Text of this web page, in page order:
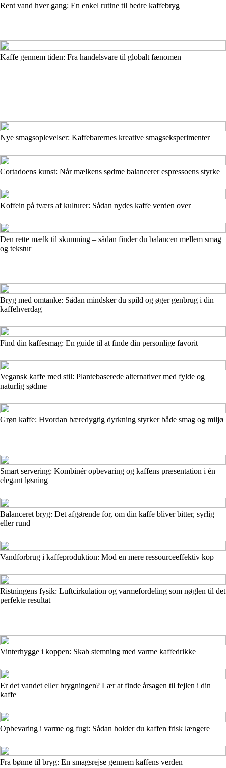
Rent vand hver gang: En enkel rutine til bedre kaffebryg
Kaffe gennem tiden: Fra handelsvare til globalt fænomen
Nye smagsoplevelser: Kaffebarernes kreative smagseksperimenter
Cortadoens kunst: Når mælkens sødme balancerer espressoens styrke
Koffein på tværs af kulturer: Sådan nydes kaffe verden over
Den rette mælk til skumning – sådan finder du balancen mellem smag
og tekstur
Bryg med omtanke: Sådan mindsker du spild og øger genbrug i din
kaffehverdag
Find din kaffesmag: En guide til at finde din personlige favorit
Vegansk kaffe med stil: Plantebaserede alternativer med fylde og
naturlig sødme
Grøn kaffe: Hvordan bæredygtig dyrkning styrker både smag og miljø
Smart servering: Kombinér opbevaring og kaffens præsentation i én
elegant løsning
Balanceret bryg: Det afgørende for, om din kaffe bliver bitter, syrlig
eller rund
Vandforbrug i kaffeproduktion: Mod en mere ressourceeffektiv kop
Ristningens fysik: Luftcirkulation og varmefordeling som nøglen til det
perfekte resultat
Vinterhygge i koppen: Skab stemning med varme kaffedrikke
Er det vandet eller brygningen? Lær at finde årsagen til fejlen i din
kaffe
Opbevaring i varme og fugt: Sådan holder du kaffen frisk længere
Fra bønne til bryg: En smagsrejse gennem kaffens verden